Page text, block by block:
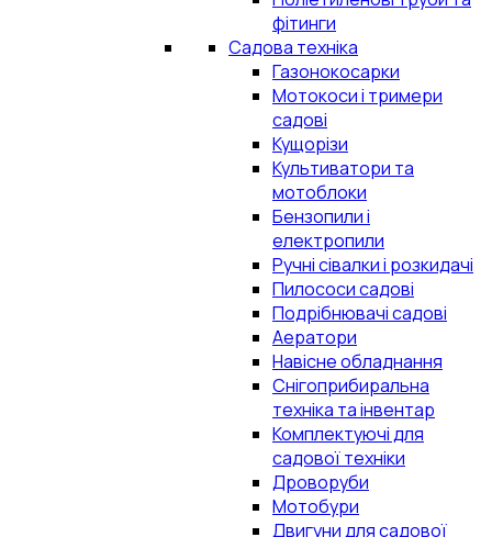
фітинги
Садова техніка
Газонокосарки
Мотокоси і тримери
садові
Кущорізи
Культиватори та
мотоблоки
Бензопили і
електропили
Ручні сівалки і розкидачі
Пилососи садові
Подрібнювачі садові
Аератори
Навісне обладнання
Снігоприбиральна
техніка та інвентар
Комплектуючі для
садової техніки
Дроворуби
Мотобури
Двигуни для садової